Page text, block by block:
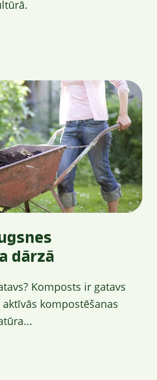
dārzā
Komposts ir gatavs
kompostēšanas